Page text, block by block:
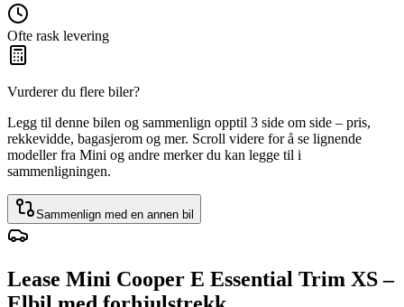
Ofte rask levering
Vurderer du flere biler?
Legg til denne bilen og sammenlign opptil 3 side om side – pris,
rekkevidde, bagasjerom og mer. Scroll videre for å se lignende
modeller fra Mini og andre merker du kan legge til i
sammenligningen.
Sammenlign med en annen bil
Lease Mini Cooper E Essential Trim XS –